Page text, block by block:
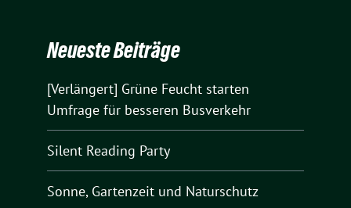
Neueste Beiträge
[Verlängert] Grüne Feucht starten
Umfrage für besseren Busverkehr
Silent Reading Party
Sonne, Gartenzeit und Naturschutz